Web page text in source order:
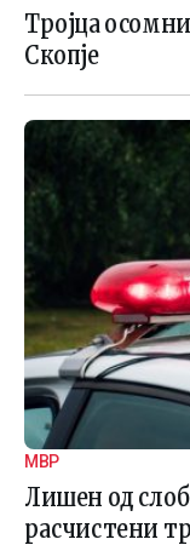
Тројца
Скопје
МВР
Лишен од
расчистени